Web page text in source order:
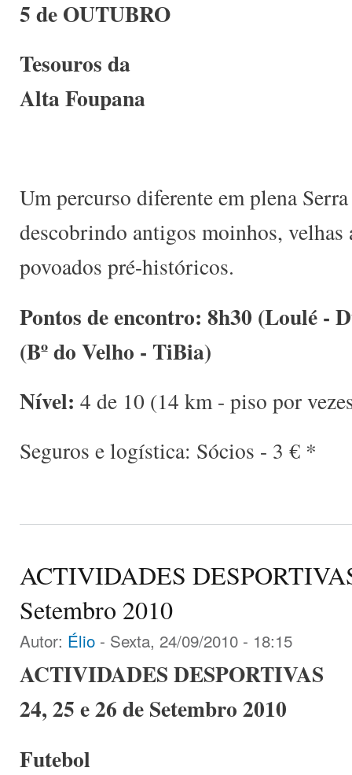
5 de OUTUBRO
Tesouros da
Alta Foupana
Um percurso diferente em plena
descobrindo antigos moinhos, velhas
povoados pré-históricos.
Pontos de encontro: 8h30 (Loulé -
(Bº do Velho - TiBia)
Nível: 4 de 10 (14 km - piso por
Seguros e logística: Sócios - 3 € *
ACTIVIDADES
Setembro 2010
Autor: Élio - Sexta, 24/09/2010 - 18:15
ACTIVIDADES DESPORTIVAS
24, 25 e 26 de Setembro 2010
Futebol